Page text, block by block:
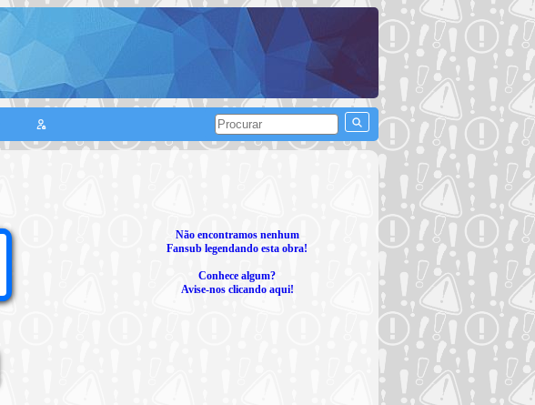
Não encontramos nenhum
Fansub legendando esta obra!
Conhece algum?
Avise-nos clicando aqui!